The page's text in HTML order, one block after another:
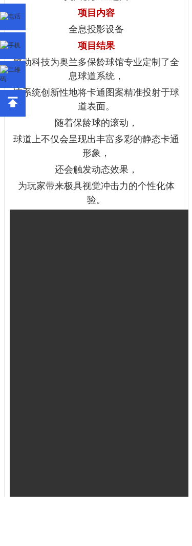
项目内容
全息投影设备
项目结果
擎动科技为奥兰多保龄球馆专业定制了全
息球道系统，
该系统创新性地将卡通图案精准投射于球
道表面。
随着保龄球的滚动，
球道上不仅会呈现出丰富多彩的静态卡通
形象，
还会触发动态效果，
为玩家带来极具视觉冲击力的个性化体
验。